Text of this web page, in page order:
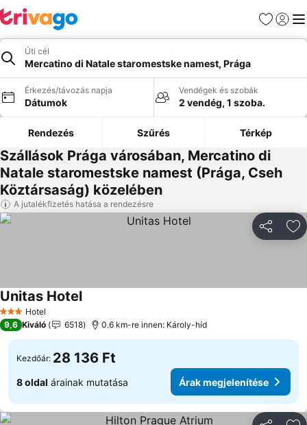
Kedvencek
Úti cél
Mercatino di Natale staromestske namest, Prága
Érkezés/távozás napja
Dátumok
Vendégek és szobák
2 vendég, 1 szoba.
Rendezés Szűrés Térkép
Szállások Prága városában, Mercatino di
Natale staromestske namest (Prága, Cseh
Köztársaság) közelében
A jutalékfizetés hatása a rendezésre
3 Kategória
Hotel
Unitas Hotel
9,6 Kiváló 6518 0.6 km-re innen: Károly-híd
Kezdőár: 28 136 Ft
8 oldal árainak mutatása Árak megjelenítése